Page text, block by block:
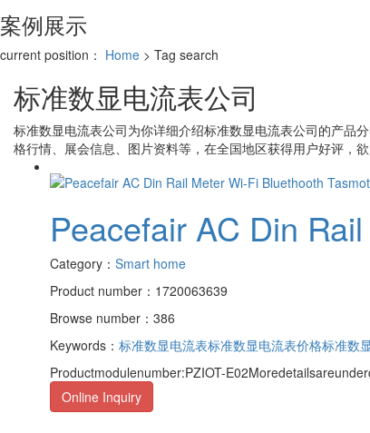
案例展示
current position： Home > Tag search
标准数显电流表公司
标准数显电流表公司为你详细介绍标准数显电流表公司的产品
格行情、展会信息、图片资料等，在全国地区获得用户好评，
Peacefair AC Din
Category： Smart home
Product number：1720063639
Browse number：386
Keywords： 标准数显电流表标准数显电流表价格标准数
Productmodulenumber:PZIOT-
Online Inquiry